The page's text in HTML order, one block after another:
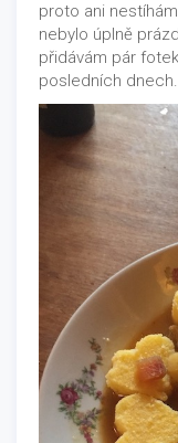
proto ani
nebylo úplně
přidávám pár
posledních dnech.